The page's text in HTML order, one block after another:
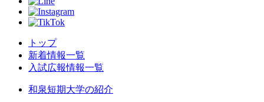
トップ
新着情報一覧
入試広報情報一覧
和泉短期大学の紹介